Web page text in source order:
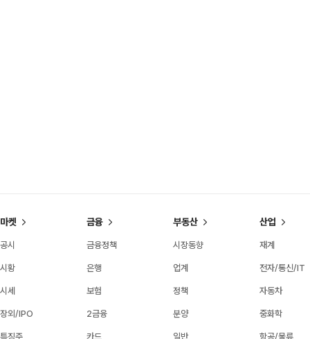
마켓
공시
시황
시세
장외/IPO
특징주
금융
금융정책
은행
보험
2금융
카드
부동산
시장동향
업계
정책
분양
일반
산업
재계
전자/통신/IT
자동차
중화학
항공/물류